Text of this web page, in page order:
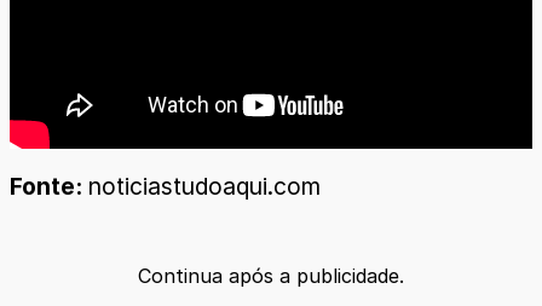
Fonte: noticiastudoaqui.com
Continua após a publicidade.